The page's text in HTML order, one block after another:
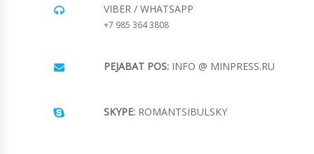
VIBER / WHATSAPP
+7 985 364 3808
PEJABAT POS: INFO @ MINPRESS.RU
SKYPE: ROMANTSIBULSKY